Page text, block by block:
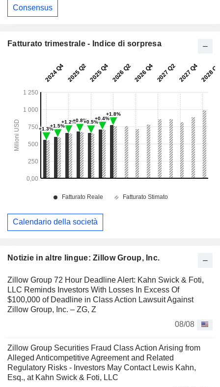
Notizie in altre lingue: Zillow Group, Inc.
Zillow Group 72 Hour Deadline Alert: Kahn Swick & Foti,
LLC Reminds Investors With Losses In Excess Of
$100,000 of Deadline in Class Action Lawsuit Against
Zillow Group, Inc. – ZG, Z
08/08
Zillow Group Securities Fraud Class Action Arising from
Alleged Anticompetitive Agreement and Related
Regulatory Risks - Investors May Contact Lewis Kahn,
Esq., at Kahn Swick & Foti, LLC
Consensus
Fatturato trimestrale - Indice di sorpresa
Calendario della società